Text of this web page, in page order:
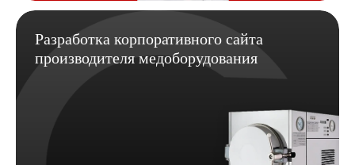
Разработка корпоративного сайта
производителя медоборудования